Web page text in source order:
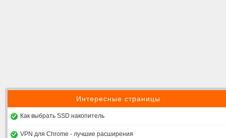
Интересные страницы
Как выбрать SSD накопитель
VPN для Chrome - лучшие расширения